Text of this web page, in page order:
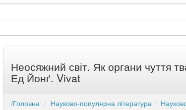
Неосяжний світ. Як органи чуття
Ед Йонґ. Vivat
/Головна Науково-популярна література